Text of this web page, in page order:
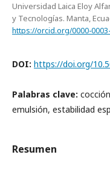
Universidad Laica Eloy
y Tecnologías. Manta,
https://orcid.org/0000-
DOI: https://doi.org/
Palabras clave:
emulsión, estabilidad
Resumen